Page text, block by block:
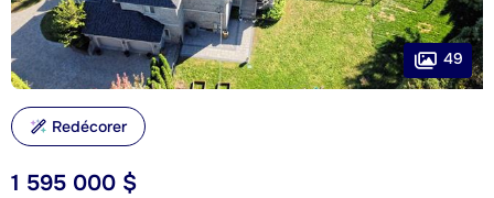
1 595 000 $
49
Redécorer